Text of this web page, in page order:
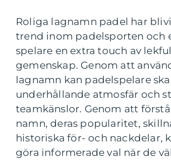
Roliga lagnamn padel har
trend inom padelsporten och
spelare en extra touch av
gemenskap. Genom att
lagnamn kan padelspelare
underhållande atmosfär och
teamkänslor. Genom att
namn, deras popularitet,
historiska för- och nackdelar,
göra informerade val när de